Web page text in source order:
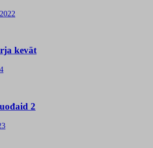
kevät
2